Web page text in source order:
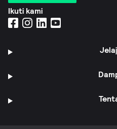
Ikuti kami